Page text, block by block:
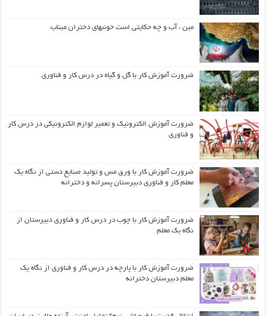
مین ، آب و چه حکایتی است خونبهای دختران میناب
ضرورت آموزش کار با گل و گیاه در درس کار و فناوری
ضرورت آموزش الکترونیک و تعمیر لوازم الکترونیکی در درس کار
و فناوری
ضرورت آموزش کار با ورق مس و تولید صنایع دستی از نگاه یک
معلم کار و فناوری دبیرستان پسرانه و دخترانه
ضرورت آموزش کار با چوب در درس کار و فناوری دبیرستان از
نگاه یک معلم
ضرورت آموزش کار با پارچه در درس کار و فناوری از نگاه یک
معلم دبیرستان دخترانه